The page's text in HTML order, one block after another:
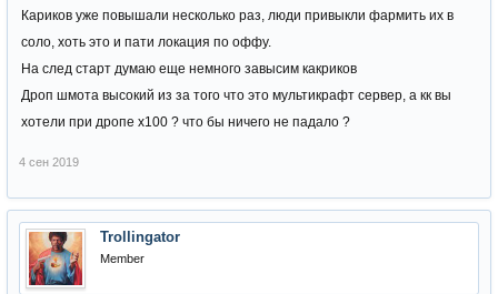
прочего с онлайном в 40 человек много донок не вынести.
Ты сам виноват в том что у тебя сервера умирает на 2 день и не
приносит нормального выхлопа в донат.
все норм и бомбить пуканами с словесным поносом
Кариков уже повышали несколько раз, люди привыкли фармить их в
соло, хоть это и пати локация по оффу.
На след старт думаю еще немного завысим какриков
Дроп шмота высокий из за того что это мультикрафт сервер, а кк вы
хотели при дропе х100 ? что бы ничего не падало ?
4 сен 2019
Trollingator
Member